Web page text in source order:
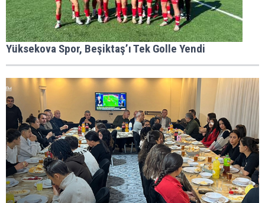
Yüksekova Spor, Beşiktaş’ı Tek Golle Yendi